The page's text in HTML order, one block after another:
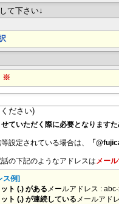
※
ださい)
ていただく際に必要となります
設定されている場合は、
「
の下記のようなアドレスは メー
ス例]
ト (.) がある メールアドレス :
ト (.) が連続している メールアド